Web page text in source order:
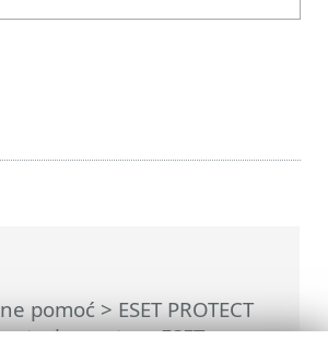
pomoć > ESET PROTECT
sustava ESET